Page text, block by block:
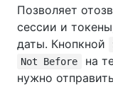
Позволяет
сессии и
даты. Кнопкной
Not Before на
нужно